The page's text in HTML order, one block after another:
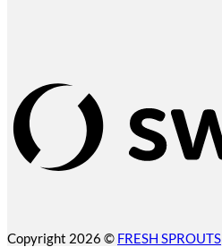
Copyright 2026 © FRESH SPROUTS